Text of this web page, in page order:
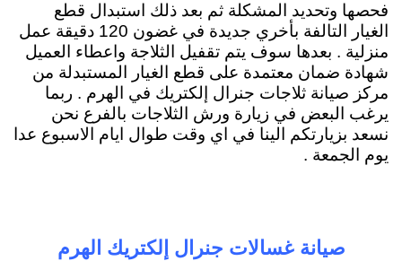
فحصها وتحديد المشكلة ثم بعد ذلك استبدال قطع
الغيار التالفة بأخري جديدة في غضون 120 دقيقة عمل
منزلية . بعدها سوف يتم تقفيل الثلاجة واعطاء العميل
شهادة ضمان معتمدة على قطع الغيار المستبدلة من
مركز صيانة ثلاجات جنرال إلكتريك في الهرم . ربما
يرغب البعض في زيارة ورش الثلاجات بالفرع نحن
نسعد بزيارتكم الينا في اي وقت طوال ايام الاسبوع عدا
يوم الجمعة .
صيانة غسالات جنرال إلكتريك الهرم